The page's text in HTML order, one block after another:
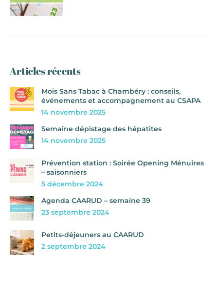
Articles récents
Mois Sans Tabac à Chambéry : conseils,
événements et accompagnement au CSAPA
14 novembre 2025
Semaine dépistage des hépatites
14 novembre 2025
Prévention station : Soirée Opening Ménuires
– saisonniers
5 décembre 2024
Agenda CAARUD – semaine 39
23 septembre 2024
Petits-déjeuners au CAARUD
2 septembre 2024